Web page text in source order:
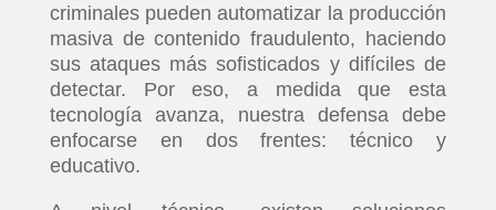
criminales pueden automatizar la producción
masiva de contenido fraudulento, haciendo
sus ataques más sofisticados y difíciles de
detectar. Por eso, a medida que esta
tecnología avanza, nuestra defensa debe
enfocarse en dos frentes: técnico y
educativo.